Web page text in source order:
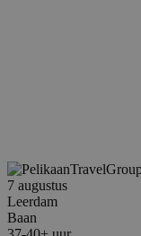
7 augustus
Leerdam
Baan